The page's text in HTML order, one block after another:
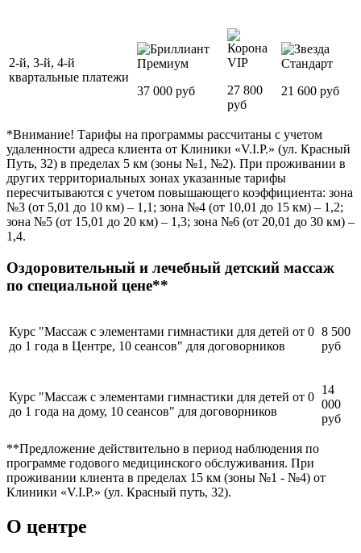
2-й, 3-й, 4-й
квартальные платежи
Премиум
37 000 руб
VIP
27 800
руб
Стандарт
21 600 руб
*Внимание! Тарифы на программы рассчитаны с учетом
удаленности адреса клиента от Клиники «V.I.P.» (ул. Красный
Путь, 32) в пределах 5 км (зоны №1, №2). При проживании в
других территориальных зонах указанные тарифы
пересчитываются с учетом повышающего коэффициента: зона
№3 (от 5,01 до 10 км) – 1,1; зона №4 (от 10,01 до 15 км) – 1,2;
зона №5 (от 15,01 до 20 км) – 1,3; зона №6 (от 20,01 до 30 км) –
1,4.
Оздоровительный и лечебный детский массаж
по специальной цене**
Курс "Массаж с элементами гимнастики для детей от 0
до 1 года в Центре, 10 сеансов" для договорников
8 500
руб
Курс "Массаж с элементами гимнастики для детей от 0
до 1 года на дому, 10 сеансов" для договорников
14
000
руб
**Предложение действительно в период наблюдения по
программе годового медицинского обслуживания. При
проживании клиента в пределах 15 км (зоны №1 - №4) от
Клиники «V.I.P.» (ул. Красный путь, 32).
О центре